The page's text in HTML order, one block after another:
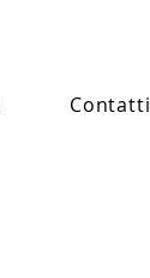
Contatti